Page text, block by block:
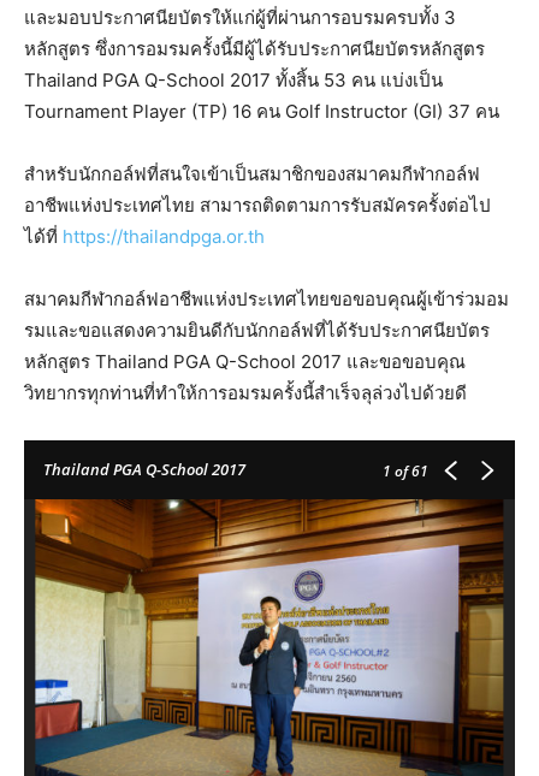
และมอบประกาศนียบัตรให้แก่ผู้ที่ผ่านการอบรมครบทั้ง 3
หลักสูตร ซึ่งการอมรมครั้งนี้มีผู้ได้รับประกาศนียบัตรหลักสูตร
Thailand PGA Q-School 2017 ทั้งสิ้น 53 คน แบ่งเป็น
Tournament Player (TP) 16 คน Golf Instructor (GI) 37 คน
สำหรับนักกอล์ฟที่สนใจเข้าเป็นสมาชิกของสมาคมกีฬากอล์ฟ
อาชีพแห่งประเทศไทย สามารถติดตามการรับสมัครครั้งต่อไป
ได้ที่ https://thailandpga.or.th
สมาคมกีฬากอล์ฟอาชีพแห่งประเทศไทยขอขอบคุณผู้เข้าร่วมอม
รมและขอแสดงความยินดีกับนักกอล์ฟที่ได้รับประกาศนียบัตร
หลักสูตร Thailand PGA Q-School 2017 และขอขอบคุณ
วิทยากรทุกท่านที่ทำให้การอมรมครั้งนี้สำเร็จลุล่วงไปด้วยดี
Thailand PGA Q-School 2017 1 of 61